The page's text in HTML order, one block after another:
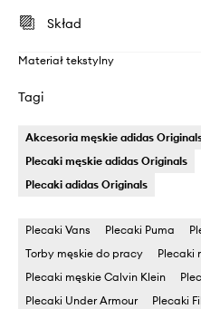
Skład
Materiał tekstylny
Tagi
Akcesoria męskie adidas
Plecaki męskie adidas Originals
Plecaki adidas Originals
Plecaki Vans Plecaki Puma
Torby męskie do pracy
Plecaki
Plecaki męskie Calvin Klein
Plecaki Under Armour
Plecaki